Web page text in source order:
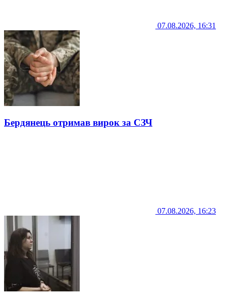
07.08.2026, 16:31
Бердянець отримав вирок за СЗЧ
07.08.2026, 16:23